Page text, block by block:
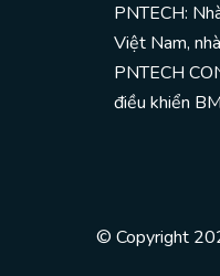
PNTECH:
Việt Nam,
PNTECH
điều khiển
© Copyright